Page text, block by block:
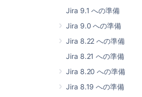
Jira 9.1 への準備
Jira 9.0 への準備
Jira 8.22 への準備
Jira 8.21 への準備
Jira 8.20 への準備
Jira 8.19 への準備
ユーザーの匿名化がエラ
た。
Jira went down while
and you’re not sure
completed successfully